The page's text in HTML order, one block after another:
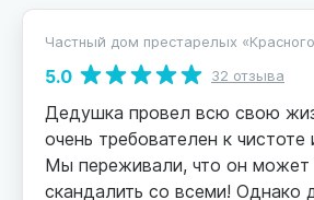
5.0 32 отзыва
Дедушка провел всю свою
очень требователен к
Мы переживали, что он может
скандалить со всеми! Однако